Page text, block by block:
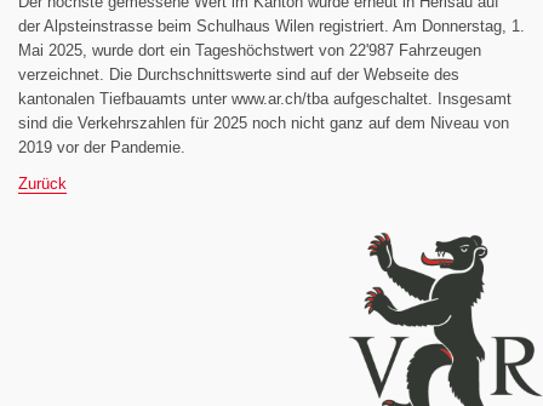
der Alpsteinstrasse beim Schulhaus Wilen registriert. Am Donnerstag, 1.
Mai 2025, wurde dort ein Tageshöchstwert von 22'987 Fahrzeugen
verzeichnet. Die Durchschnittswerte sind auf der Webseite des
kantonalen Tiefbauamts unter www.ar.ch/tba aufgeschaltet. Insgesamt
sind die Verkehrszahlen für 2025 noch nicht ganz auf dem Niveau von
2019 vor der Pandemie.
Zurück